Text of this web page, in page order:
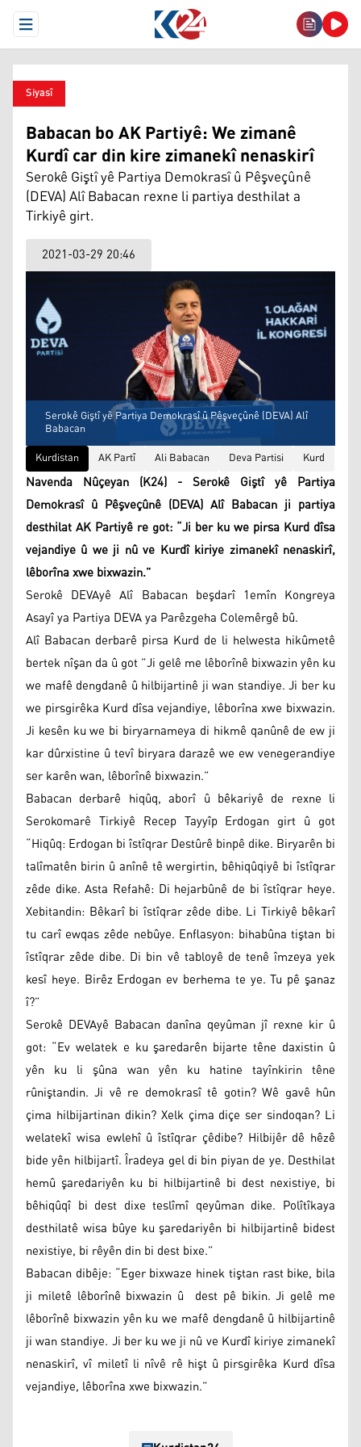
Open Menu
Siyasî
Babacan bo AK Partiyê: We zimanê
Kurdî car din kire zimanekî nenaskirî
Serokê Giştî yê Partiya Demokrasî û Pêşveçûnê
(DEVA) Alî Babacan rexne li partiya desthilat a
Tirkiyê girt.
2021-03-29 20:46
Serokê Giştî yê Partiya Demokrasî û Pêşveçûnê (DEVA) Alî
Babacan
Kurdistan
AK Partî Ali Babacan Deva Partisi Kurd
Navenda Nûçeyan (K24) - Serokê Giştî yê Partiya
Demokrasî û Pêşveçûnê (DEVA) Alî Babacan ji partiya
desthilat AK Partiyê re got: “Ji ber ku we pirsa Kurd dîsa
vejandiye û we ji nû ve Kurdî kiriye zimanekî nenaskirî,
lêborîna xwe bixwazin.”
Serokê DEVAyê Alî Babacan beşdarî 1emîn Kongreya
Asayî ya Partiya DEVA ya Parêzgeha Colemêrgê bû.
Alî Babacan derbarê pirsa Kurd de li helwesta hikûmetê
bertek nîşan da û got ”Ji gelê me lêborînê bixwazin yên ku
we mafê dengdanê û hilbijartinê ji wan standiye. Ji ber ku
we pirsgirêka Kurd dîsa vejandiye, lêborîna xwe bixwazin.
Ji kesên ku we bi biryarnameya di hikmê qanûnê de ew ji
kar dûrxistine û tevî biryara darazê we ew venegerandiye
ser karên wan, lêborînê bixwazin.”
Babacan derbarê hiqûq, aborî û bêkariyê de rexne li
Serokomarê Tirkiyê Recep Tayyîp Erdogan girt û got
“Hiqûq: Erdogan bi îstîqrar Destûrê binpê dike. Biryarên bi
talîmatên birin û anînê tê wergirtin, bêhiqûqiyê bi îstîqrar
zêde dike. Asta Refahê: Di hejarbûnê de bi îstîqrar heye.
Xebitandin: Bêkarî bi îstîqrar zêde dibe. Li Tirkiyê bêkarî
tu carî ewqas zêde nebûye. Enflasyon: bihabûna tiştan bi
îstîqrar zêde dibe. Di bin vê tabloyê de tenê îmzeya yek
kesî heye. Birêz Erdogan ev berhema te ye. Tu pê şanaz
î?”
Serokê DEVAyê Babacan danîna qeyûman jî rexne kir û
got: “Ev welatek e ku şaredarên bijarte têne daxistin û
yên ku li şûna wan yên ku hatine tayînkirin têne
rûniştandin. Ji vê re demokrasî tê gotin? Wê gavê hûn
çima hilbijartinan dikin? Xelk çima diçe ser sindoqan? Li
welatekî wisa ewlehî û îstîqrar çêdibe? Hilbijêr dê hêzê
bide yên hilbijartî. Îradeya gel di bin piyan de ye. Desthilat
hemû şaredariyên ku bi hilbijartinê bi dest nexistiye, bi
bêhiqûqî bi dest dixe teslîmî qeyûman dike. Polîtîkaya
desthilatê wisa bûye ku şaredariyên bi hilbijartinê bidest
nexistiye, bi rêyên din bi dest bixe.”
Babacan dibêje: “Eger bixwaze hinek tiştan rast bike, bila
ji miletê lêborînê bixwazin û dest pê bikin. Ji gelê me
lêborînê bixwazin yên ku we mafê dengdanê û hilbijartinê
ji wan standiye. Ji ber ku we ji nû ve Kurdî kiriye zimanekî
nenaskirî, vî miletî li nîvê rê hişt û pirsgirêka Kurd dîsa
vejandiye, lêborîna xwe bixwazin.”